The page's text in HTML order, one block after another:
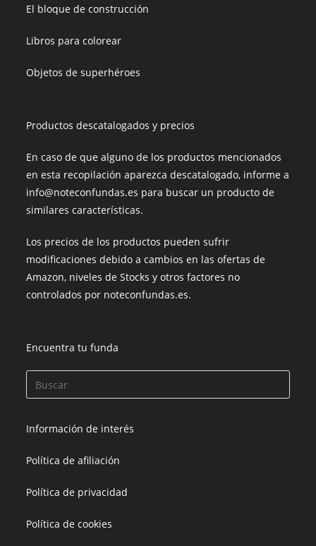
El bloque de construcción
Libros para colorear
Objetos de superhéroes
Productos descatalogados y precios
En caso de que alguno de los productos mencionados
en esta recopilación aparezca descatalogado, informe a
info@noteconfundas.es para buscar un producto de
similares características.
Los precios de los productos pueden sufrir
modificaciones debido a cambios en las ofertas de
Amazon, niveles de Stocks y otros factores no
controlados por noteconfundas.es.
Encuentra tu funda
Información de interés
Política de afiliación
Política de privacidad
Política de cookies